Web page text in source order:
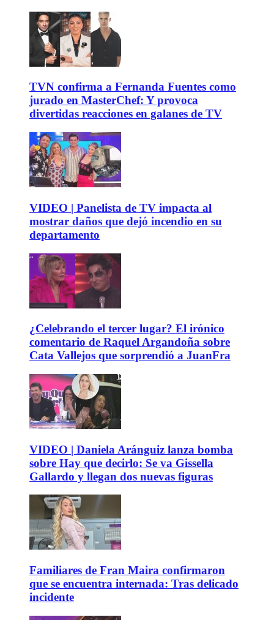
TVN confirma a Fernanda Fuentes como
jurado en MasterChef: Y provoca
divertidas reacciones en galanes de TV
VIDEO | Panelista de TV impacta al
mostrar daños que dejó incendio en su
departamento
¿Celebrando el tercer lugar? El irónico
comentario de Raquel Argandoña sobre
Cata Vallejos que sorprendió a JuanFra
VIDEO | Daniela Aránguiz lanza bomba
sobre Hay que decirlo: Se va Gissella
Gallardo y llegan dos nuevas figuras
Familiares de Fran Maira confirmaron
que se encuentra internada: Tras delicado
incidente